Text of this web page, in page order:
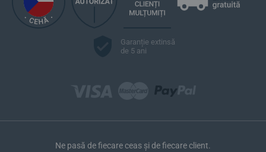
Garanție extinsă
de 5 ani
Ne pasă de fiecare ceas și de fiecare client.